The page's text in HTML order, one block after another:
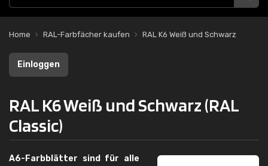
Home RAL-Farbfächer kaufen RAL K6 Weiß und Schwarz
Einloggen
RAL K6 Weiß und Schwarz (RAL
Classic)
A6-Farbblätter sind für alle